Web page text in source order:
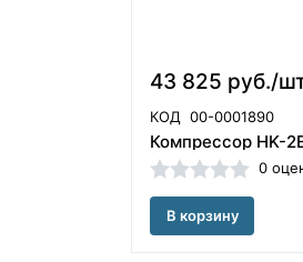
43 825 руб./
КОД 00-0001890
0
В корзину